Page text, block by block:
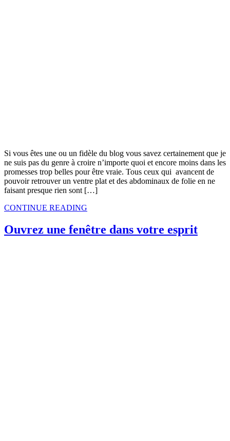
Si vous êtes une ou un fidèle du blog vous savez certainement que je
ne suis pas du genre à croire n’importe quoi et encore moins dans les
promesses trop belles pour être vraie. Tous ceux qui avancent de
pouvoir retrouver un ventre plat et des abdominaux de folie en ne
faisant presque rien sont […]
CONTINUE READING
Ouvrez une fenêtre dans votre esprit